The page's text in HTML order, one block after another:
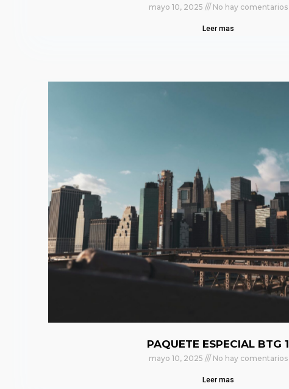
mayo 10, 2025 No hay comentarios
Leer mas
PAQUETE ESPECIAL BTG 1
mayo 10, 2025 No hay comentarios
Leer mas